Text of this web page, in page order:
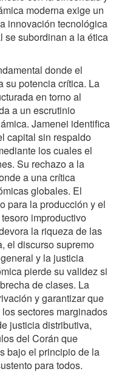
moderna exige un
innovación tecnológica
se subordinan a la ética
donde el
su potencia crítica. La
en torno al
a un escrutinio
Jamenei identifica
capital sin respaldo
los cuales el
Su rechazo a la
a una crítica
globales. El
para la producción y el
improductivo
la riqueza de las
el discurso supremo
y la justicia
pierde su validez si
de clases. La
y garantizar que
sectores marginados
justicia distributiva,
del Corán que
bajo el principio de la
para todos.